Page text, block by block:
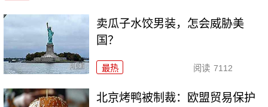
卖瓜子水饺男装，怎会威胁美
国？
最热 阅读 7112
北京烤鸭被制裁：欧盟贸易保护